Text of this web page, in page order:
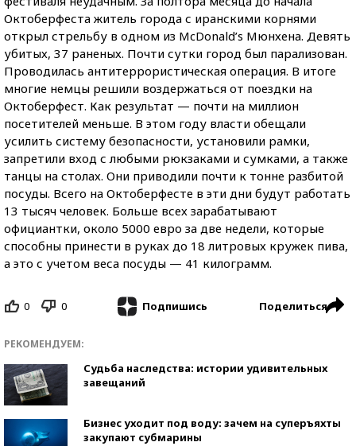
Октоберфеста житель города с иранскими корнями
открыл стрельбу в одном из McDonald’s Мюнхена. Девять
убитых, 37 раненых. Почти сутки город был парализован.
Проводилась антитеррористическая операция. В итоге
многие немцы решили воздержаться от поездки на
Октоберфест. Как результат — почти на миллион
посетителей меньше. В этом году власти обещали
усилить систему безопасности, установили рамки,
запретили вход с любыми рюкзаками и сумками, а также
танцы на столах. Они приводили почти к тонне разбитой
посуды. Всего на Октоберфесте в эти дни будут работать
13 тысяч человек. Больше всех зарабатывают
официантки, около 5000 евро за две недели, которые
способны принести в руках до 18 литровых кружек пива,
а это с учетом веса посуды — 41 килограмм.
0 0 Подпишись Поделиться
РЕКОМЕНДУЕМ:
Судьба наследства: истории удивительных
завещаний
Бизнес уходит под воду: зачем на суперъяхты
закупают субмарины